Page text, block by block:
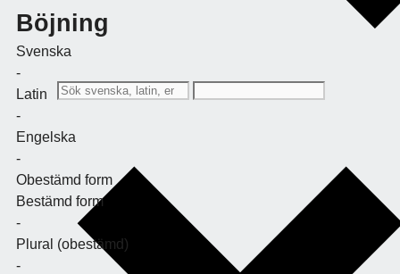
Böjning
Svenska
-
Latin
-
Engelska
-
Obestämd form
Bestämd form
-
Plural (obestämd)
-